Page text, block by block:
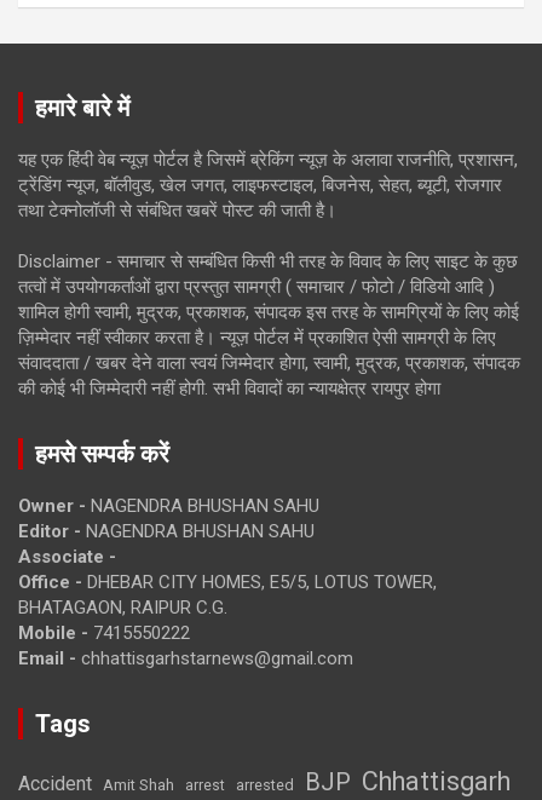
हमारे बारे में
यह एक हिंदी वेब न्यूज़ पोर्टल है जिसमें ब्रेकिंग न्यूज़ के अलावा राजनीति, प्रशासन,
ट्रेंडिंग न्यूज, बॉलीवुड, खेल जगत, लाइफस्टाइल, बिजनेस, सेहत, ब्यूटी, रोजगार
तथा टेक्नोलॉजी से संबंधित खबरें पोस्ट की जाती है।
Disclaimer - समाचार से सम्बंधित किसी भी तरह के विवाद के लिए साइट के कुछ
तत्वों में उपयोगकर्ताओं द्वारा प्रस्तुत सामग्री ( समाचार / फोटो / विडियो आदि )
शामिल होगी स्वामी, मुद्रक, प्रकाशक, संपादक इस तरह के सामग्रियों के लिए कोई
ज़िम्मेदार नहीं स्वीकार करता है। न्यूज़ पोर्टल में प्रकाशित ऐसी सामग्री के लिए
संवाददाता / खबर देने वाला स्वयं जिम्मेदार होगा, स्वामी, मुद्रक, प्रकाशक, संपादक
की कोई भी जिम्मेदारी नहीं होगी. सभी विवादों का न्यायक्षेत्र रायपुर होगा
हमसे सम्पर्क करें
Owner - NAGENDRA BHUSHAN SAHU
Editor - NAGENDRA BHUSHAN SAHU
Associate -
Office - DHEBAR CITY HOMES, E5/5, LOTUS TOWER,
BHATAGAON, RAIPUR C.G.
Mobile - 7415550222
Email - chhattisgarhstarnews@gmail.com
Tags
Accident Amit Shah arrest arrested BJP Chhattisgarh